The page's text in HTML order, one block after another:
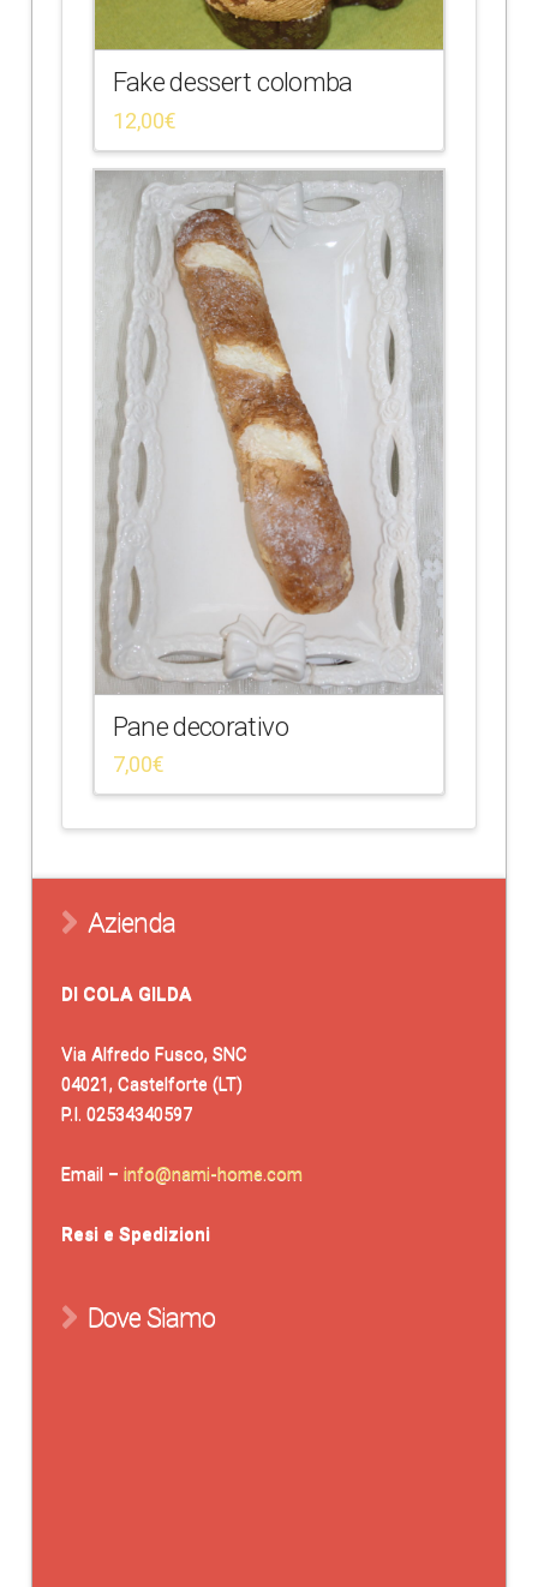
Fake dessert colomba
12,00€
Pane decorativo
7,00€
Azienda
DI COLA GILDA
Via Alfredo Fusco, SNC
04021, Castelforte (LT)
P.I. 02534340597
Email – info@nami-home.com
Resi e Spedizioni
Dove Siamo